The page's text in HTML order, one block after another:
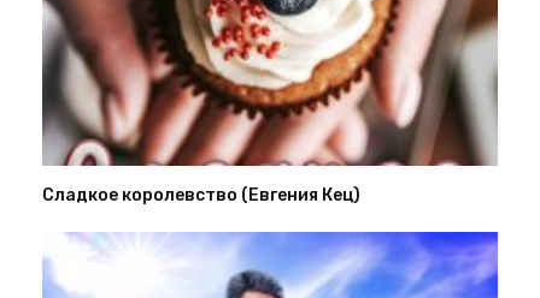
Сладкое королевство (Евгения Кец)